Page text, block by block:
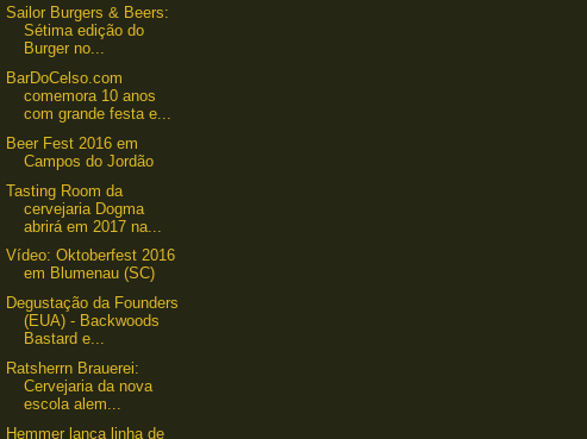
Sailor Burgers & Beers:
Sétima edição do
Burger no...
BarDoCelso.com
comemora 10 anos
com grande festa e...
Beer Fest 2016 em
Campos do Jordão
Tasting Room da
cervejaria Dogma
abrirá em 2017 na...
Vídeo: Oktoberfest 2016
em Blumenau (SC)
Degustação da Founders
(EUA) - Backwoods
Bastard e...
Ratsherrn Brauerei:
Cervejaria da nova
escola alem...
Hemmer lança linha de